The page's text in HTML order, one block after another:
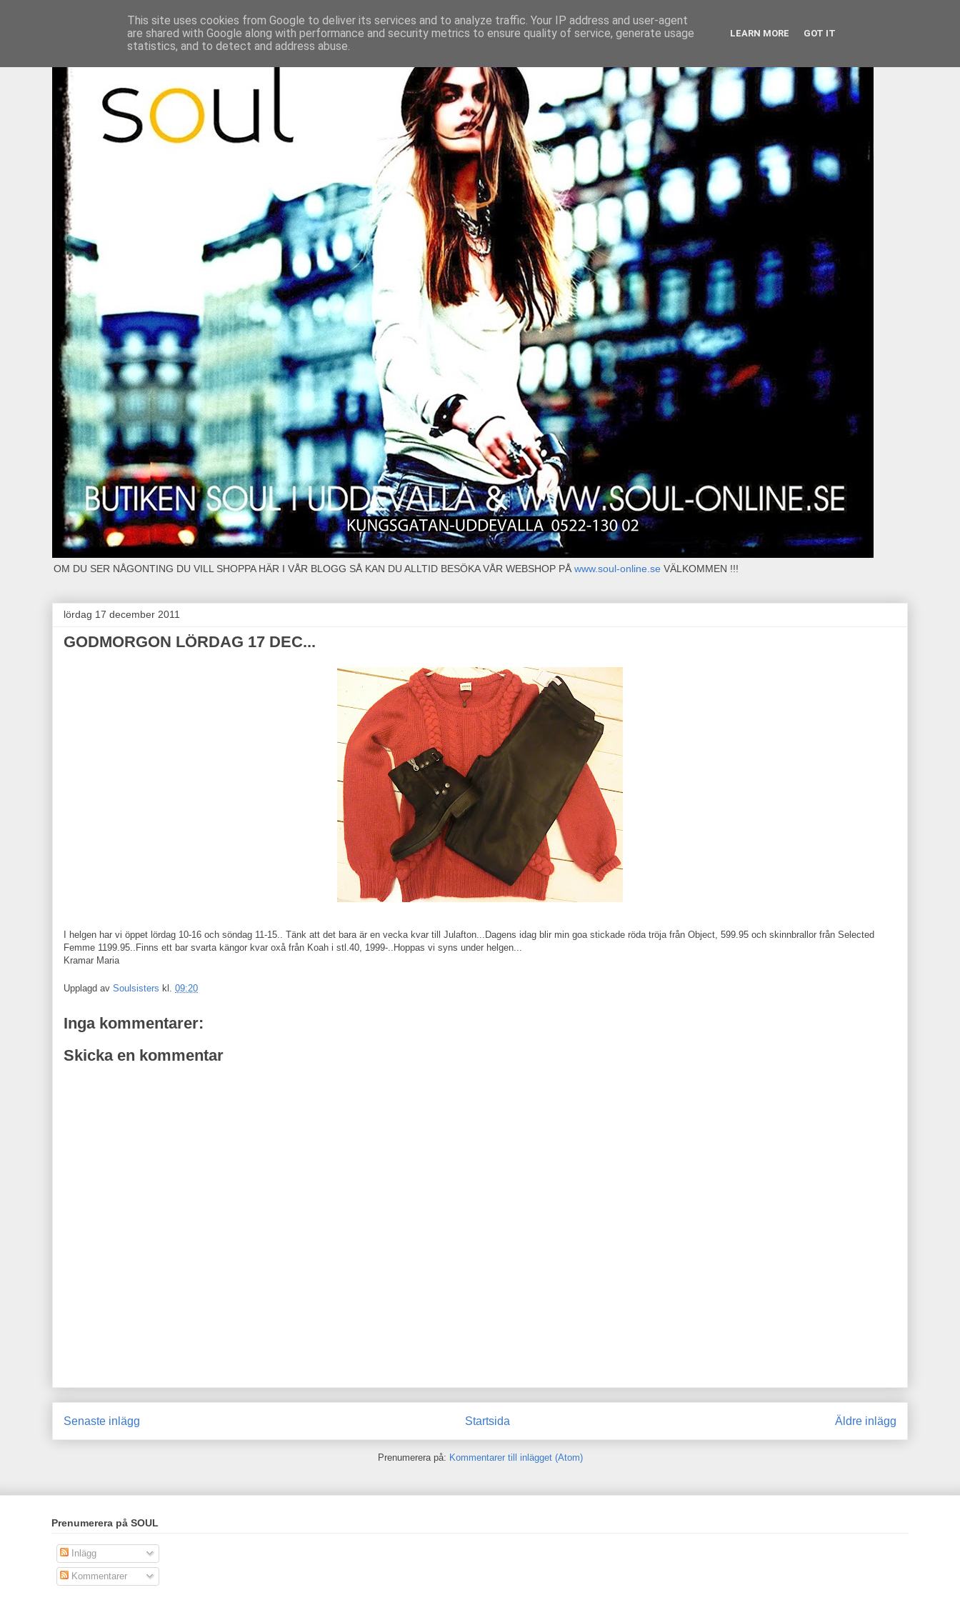
OM DU SER NÅGONTING DU VILL SHOPPA HÄR I VÅR BLOGG SÅ KAN DU ALLTID BESÖKA VÅR WEBSHOP PÅ www.soul-online.se VÄLKOMMEN !!!
lördag 17 december 2011
GODMORGON LÖRDAG 17 DEC...
I helgen har vi öppet lördag 10-16 och söndag 11-15.. Tänk att det bara är en vecka kvar till Julafton...Dagens idag blir min goa stickade röda tröja från Object, 599.95 och skinnbrallor från Selected
Femme 1199.95..Finns ett bar svarta kängor kvar oxå från Koah i stl.40, 1999-..Hoppas vi syns under helgen...
Kramar Maria
Upplagd av Soulsisters kl. 09:20
Inga kommentarer:
Skicka en kommentar
Senaste inlägg Äldre inlägg
Startsida
Prenumerera på: Kommentarer till inlägget (Atom)
Prenumerera på SOUL
Inlägg
Kommentarer
This site uses cookies from Google to deliver its services and to analyze traffic. Your IP address and user-agent
are shared with Google along with performance and security metrics to ensure quality of service, generate usage
statistics, and to detect and address abuse.
LEARN MORE GOT IT